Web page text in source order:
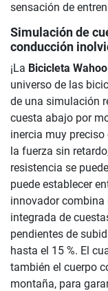
sensación de
Simulación de
conducción
¡La Bicicleta
universo de las
de una simulación
cuesta abajo por
inercia muy
la fuerza sin
resistencia se
puede establecer
innovador
integrada de
pendientes de
hasta el 15 %. El
también el cuerpo
montaña, para